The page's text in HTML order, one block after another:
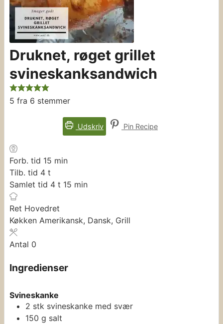
Druknet, røget grillet
svineskanksandwich
5 fra 6 stemmer
Udskriv Pin Recipe
Forb. tid 15 minutter
min
Tilb. tid 4timer
t
Samlet tid 4timer
t 15 minutter
min
Ret Hovedret
Køkken Amerikansk, Dansk, Grill
Antal 0
Ingredienser
Svineskanke
2 stk svineskanke med svær
150 g salt